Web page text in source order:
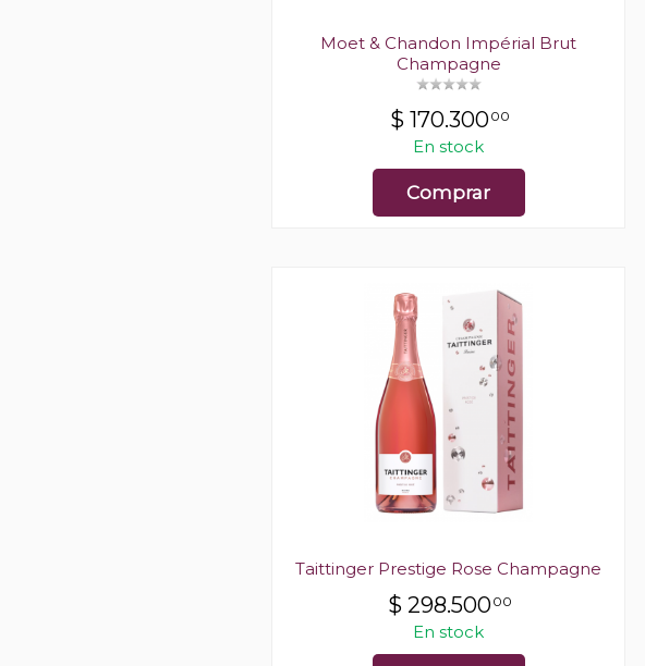
Moet & Chandon Impérial Brut
Champagne
$ 170.30000
En stock
Comprar
Taittinger Prestige Rose Champagne
$ 298.50000
En stock